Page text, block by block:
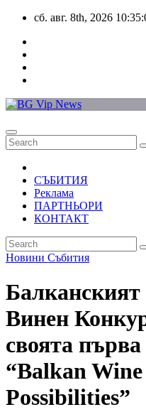
Skip
content
сб. авг. 8th, 2026
СЪБИТИЯ
Реклама
ПАРТНЬОРИ
КОНТАКТ
Новини Събития
Винен
своята
“Balkan
Possibilities”